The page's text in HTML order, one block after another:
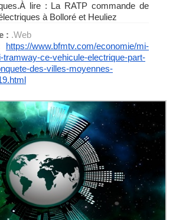
lire : La RATP commande de
à Bolloré et Heuliez
: .Web
https://www.bfmtv.com/economie/mi-
tramway-ce-vehicule-electrique-part-
des-villes-moyennes-